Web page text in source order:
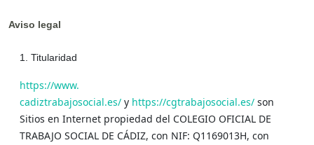
Aviso legal
1. Titularidad
https://www.
cadiztrabajosocial.es/ y https://cgtrabajosocial.es/ son
Sitios en Internet propiedad del COLEGIO OFICIAL DE
TRABAJO SOCIAL DE CÁDIZ, con NIF: Q1169013H, con